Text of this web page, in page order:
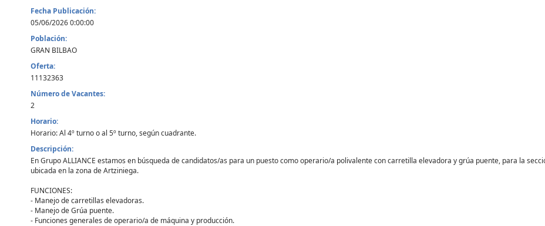
Fecha Publicación:
05/06/2026 0:00:00
Población:
GRAN BILBAO
Oferta:
11132363
Número de Vacantes:
2
Horario:
Horario: Al 4º turno o al 5º turno, según cuadrante.
Descripción:
En Grupo ALLIANCE estamos en búsqueda de candidatos/as para un puesto como operario/a polivalente con carretilla elevadora y grúa puente, para la
ubicada en la zona de Artziniega.
FUNCIONES:
- Manejo de carretillas elevadoras.
- Manejo de Grúa puente.
- Funciones generales de operario/a de máquina y producción.